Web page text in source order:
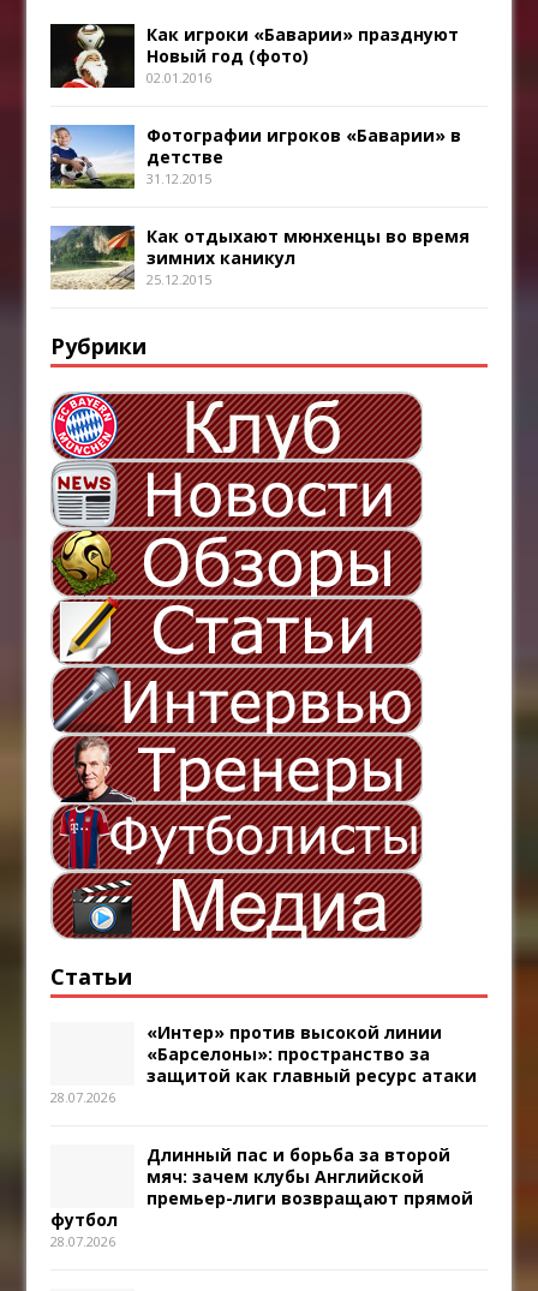
Как игроки «Баварии» празднуют
Новый год (фото)
02.01.2016
Фотографии игроков «Баварии» в
детстве
31.12.2015
Как отдыхают мюнхенцы во время
зимних каникул
25.12.2015
Рубрики
Статьи
«Интер» против высокой линии
«Барселоны»: пространство за
защитой как главный ресурс атаки
28.07.2026
Длинный пас и борьба за второй
мяч: зачем клубы Английской
премьер-лиги возвращают прямой
футбол
28.07.2026